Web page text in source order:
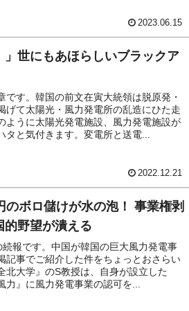
工と公示
みしたのでは。
は売れている。6カ月で対前年同期比
て行け！」「極右勢力」のプラカー
⇒ だから無理だってば。
名物教授も登場！
2023.06.15
世にもあほらしいブラックア
です。韓国の前文在寅大統領は脱原発・
げて太陽光・風力発電所の乱造にひた走
ように太陽光発電施設、風力発電施設が
と気付きます。変電所と送電...
2022.12.21
のボロ儲けが水の泡！ 事業権剥
的野望が潰える
報です。中国が韓国の巨大風力発電事
記事でご紹介した件をちょっとおさらい
北大学』のS教授は、自身が設立した
力』に風力発電事業の認可を...